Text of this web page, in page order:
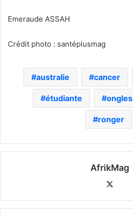
Emeraude ASSAH
Crédit photo : santéplusmag
australie cancer
étudiante ongles
ronger
AfrikMag